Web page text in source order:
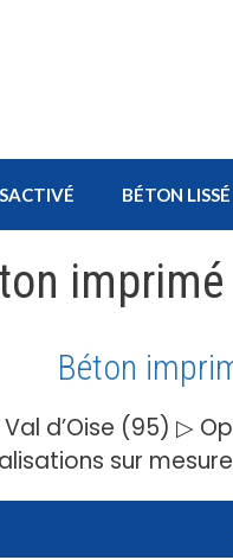
BÉTON LISSÉ
Béton
d’Oise (95) ▷
sur